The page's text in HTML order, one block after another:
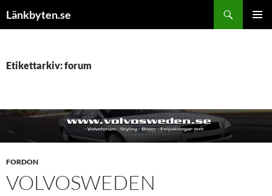
tillLänkbyten.se
Etikettarkiv: forum
FORDON
VOLVOSWEDEN